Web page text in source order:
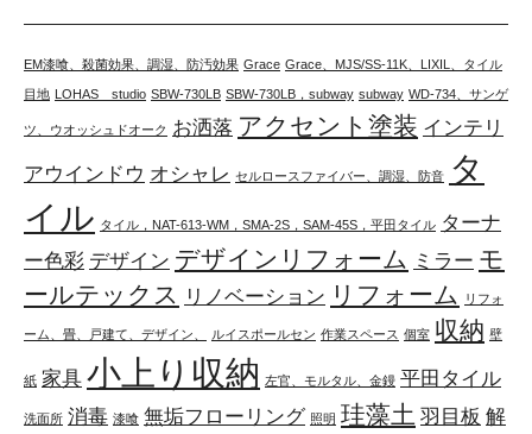
EM漆喰、殺菌効果、調湿、防汚効果 Grace Grace、MJS/SS-11K、LIXIL、タイル
目地 LOHAS studio SBW-730LB SBW-730LB，subway subway WD-734、サンゲ
ツ、ウオッシュドオーク お洒落 アクセント塗装 インテリ
アウインドウ オシャレ セルロースファイバー、調湿、防音 タ
イル タイル，NAT-613-WM，SMA-2S，SAM-45S，平田タイル ターナ
ー色彩 デザイン デザインリフォーム ミラー モ
ールテックス
リノベーション リフォーム リフォ
ーム、畳、戸建て、デザイン、 ルイスポールセン 作業スペース 個室 収納 壁
紙 家具 小上り収納 左官、モルタル、金鏝 平田タイル
洗面所 消毒 漆喰 無垢フローリング 照明 珪藻土 羽目板 解